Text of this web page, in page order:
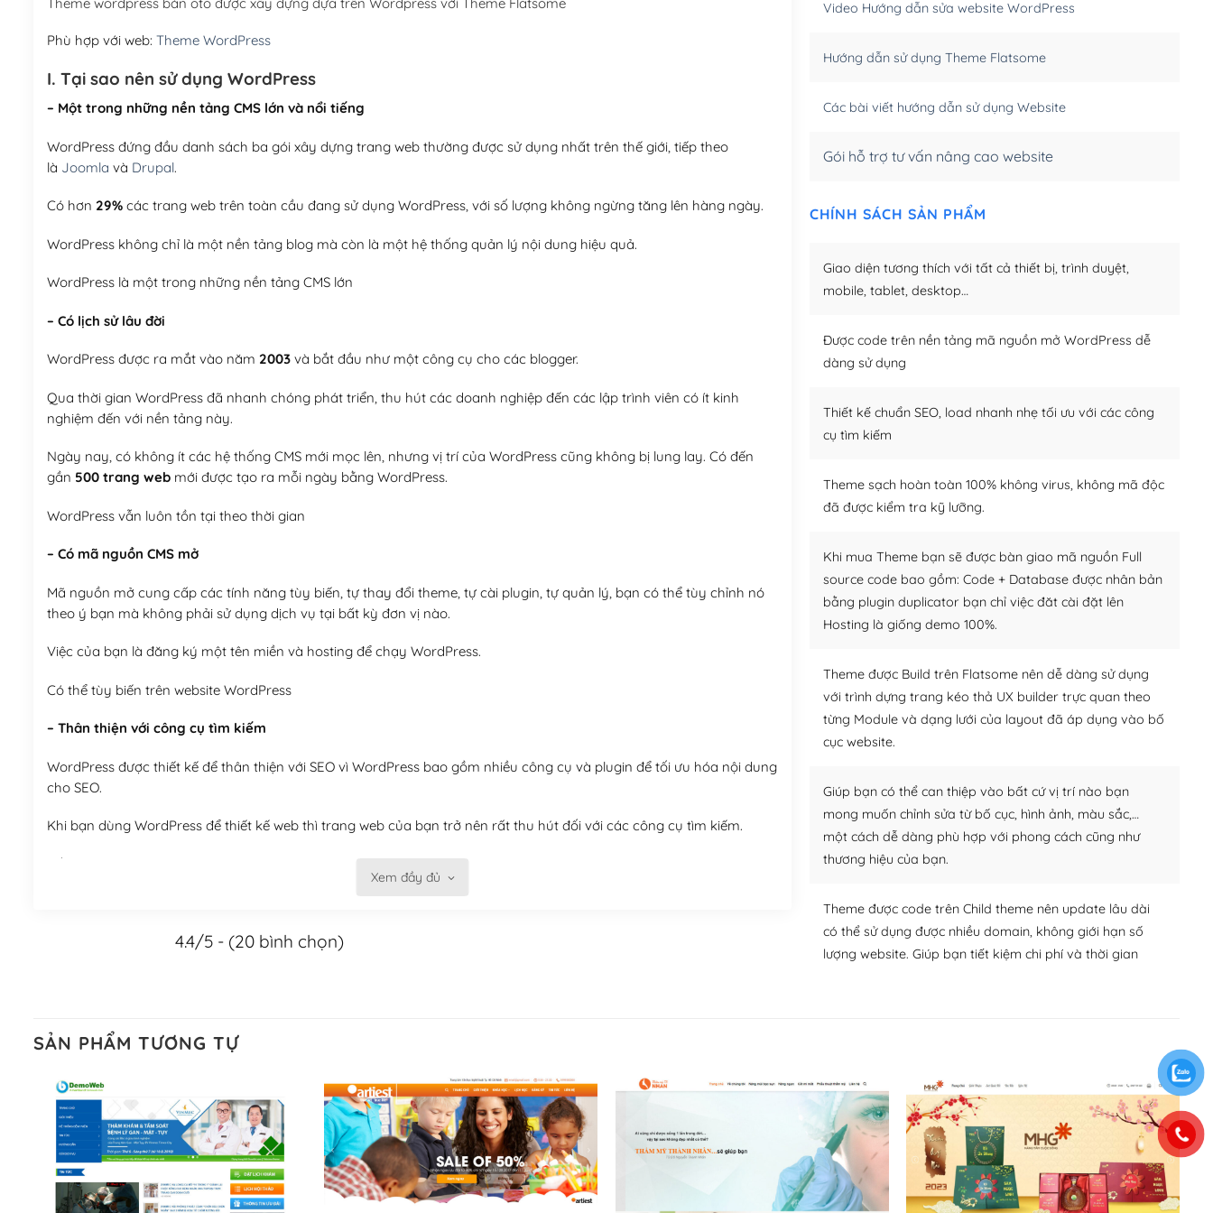
(+950,000₫)
Theme wordpress bán oto được xây dựng dựa trên Wordpress với Theme Flatsome
Phù hợp với web: Theme WordPress
I. Tại sao nên sử dụng WordPress
– Một trong những nền tảng CMS lớn và nổi tiếng
WordPress đứng đầu danh sách ba gói xây dựng trang web thường được sử dụng nhất trên thế giới, tiếp theo
là Joomla và Drupal.
Có hơn 29%các trang web trên toàn cầu đang sử dụng WordPress, với số lượng không ngừng tăng lên hàng ngày.
WordPress không chỉ là một nền tảng blog mà còn là một hệ thống quản lý nội dung hiệu quả.
WordPress là một trong những nền tảng CMS lớn
– Có lịch sử lâu đời
WordPress được ra mắt vào năm 2003và bắt đầu như một công cụ cho các blogger.
Qua thời gian WordPress đã nhanh chóng phát triển, thu hút các doanh nghiệp đến các lập trình viên có ít kinh
nghiệm đến với nền tảng này.
Ngày nay, có không ít các hệ thống CMS mới mọc lên, nhưng vị trí của WordPress cũng không bị lung lay. Có đến
gần 500 trang webmới được tạo ra mỗi ngày bằng WordPress.
WordPress vẫn luôn tồn tại theo thời gian
– Có mã nguồn CMS mở
Mã nguồn mở cung cấp các tính năng tùy biến, tự thay đổi theme, tự cài plugin, tự quản lý, bạn có thể tùy chỉnh nó
theo ý bạn mà không phải sử dụng dịch vụ tại bất kỳ đơn vị nào.
Việc của bạn là đăng ký một tên miền và hosting để chạy WordPress.
Có thể tùy biến trên website WordPress
– Thân thiện với công cụ tìm kiếm
WordPress được thiết kế để thân thiện với SEO vì WordPress bao gồm nhiều công cụ và plugin để tối ưu hóa nội dung
cho SEO.
Khi bạn dùng WordPress để thiết kế web thì trang web của bạn trở nên rất thu hút đối với các công cụ tìm kiếm.
Tối ưu hóa công cụ tìm kiếm
Khi bạn sử dụng WordPress, thì vấn đề giao diện của bạn trở nên dễ dàng và nhanh chóng. Với kho Theme
– Sở hữu một cộng đồng lớn, sẵn sàng hỗ trợ
WordPress là nơi lưu trữ cho một diễn đàn cộng đồng khổng lồ được kiểm duyệt bởi các nhân viên và những người
cuồng tín WordPress.
Nếu bạn gặp khó khăn, bạn có thể lên mạng và tìm kiếm những cộng đồng WordPress, họ sẽ giúp bạn trả lời, giải
Xem đầy đủ
4.4/5 - (20 bình chọn)
Video Hướng dẫn sửa website WordPress
Hướng dẫn sử dụng Theme Flatsome
Các bài viết hướng dẫn sử dụng Website
Gói hỗ trợ tư vấn nâng cao website
CHÍNH SÁCH SẢN PHẨM
Giao diện tương thích với tất cả thiết bị, trình duyệt,
mobile, tablet, desktop…
Được code trên nền tảng mã nguồn mở WordPress dễ
dàng sử dụng
Thiết kế chuẩn SEO, load nhanh nhẹ tối ưu với các công
cụ tìm kiếm
Theme sạch hoàn toàn 100% không virus, không mã độc
đã được kiểm tra kỹ lưỡng.
Khi mua Theme bạn sẽ được bàn giao mã nguồn Full
source code bao gồm: Code + Database được nhân bản
bằng plugin duplicator bạn chỉ việc đăt cài đặt lên
Hosting là giống demo 100%.
Theme được Build trên Flatsome nên dễ dàng sử dụng
với trình dựng trang kéo thả UX builder trực quan theo
từng Module và dạng lưới của layout đã áp dụng vào bố
cục website.
Giúp bạn có thể can thiệp vào bất cứ vị trí nào bạn
mong muốn chỉnh sửa từ bố cục, hình ảnh, màu sắc,…
một cách dễ dàng phù hợp với phong cách cũng như
thương hiệu của bạn.
Theme được code trên Child theme nên update lâu dài
có thể sử dụng được nhiều domain, không giới hạn số
lượng website. Giúp bạn tiết kiệm chi phí và thời gian
SẢN PHẨM TƯƠNG TỰ